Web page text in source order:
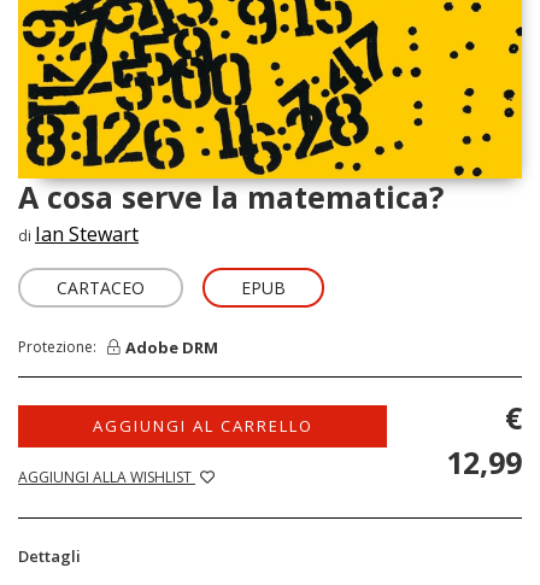
A cosa serve la matematica?
di Ian Stewart
CARTACEO EPUB
Protezione: Adobe DRM
AGGIUNGI AL CARRELLO
AGGIUNGI ALLA WISHLIST
€
12,99
Dettagli